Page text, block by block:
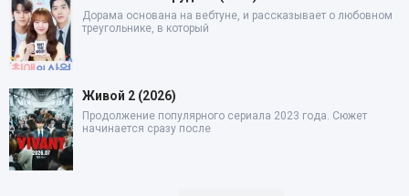
Дорама основана на вебтуне, и рассказывает о любовном
треугольнике, в который
Живой 2 (2026)
Продолжение популярного сериала 2023 года. Сюжет
начинается сразу после